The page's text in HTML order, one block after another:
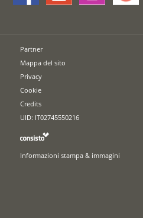
Partner
Mappa del sito
Privacy
Cookie
Credits
UID: IT02745550216
Informazioni stampa & immagini